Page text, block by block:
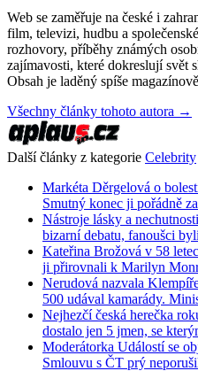
Web se zaměřuje na české i
film, televizi, hudbu a
rozhovory, příběhy známých
zajímavosti, které dokreslují svět
Obsah je laděný spíše
Všechny články tohoto autora →
Další články z kategorie Celebrity
Markéta Děrgelová o
Smutný konec ji pořádně
Nástroje lásky a
bizarní debatu, fanoušci
Kateřina Brožová v 58
ji přirovnali k Marilyn
Nerudová nazvala
500 udával kamarády.
Nejhezčí česká herečka
dostalo jen 5 jmen, se
Moderátorka Událostí se
Smlouvu s ČT prý